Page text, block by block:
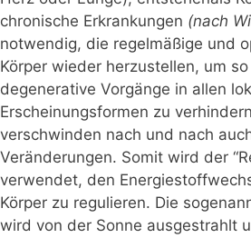
chronische Erkrankungen (nach
notwendig, die regelmäßige und
Körper wieder herzustellen, um
degenerative Vorgänge in allen
Erscheinungsformen zu verhindern
verschwinden nach und nach
Veränderungen. Somit wird der
verwendet, den
Körper zu regulieren. Die
wird von der Sonne ausgestrahlt